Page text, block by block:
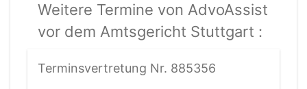
Weitere Termine von AdvoAssist
vor dem Amtsgericht Stuttgart :
Terminsvertretung Nr. 885356